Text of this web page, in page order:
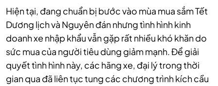
Hiện tại, đang chuẩn bị bước vào mùa mua sắm Tết
Dương lịch và Nguyên đán nhưng tình hình kinh
doanh xe nhập khẩu vẫn gặp rất nhiều khó khăn do
sức mua của người tiêu dùng giảm mạnh. Để giải
quyết tình hình này, các hãng xe, đại lý trong thời
gian qua đã liên tục tung các chương trình kích cầu